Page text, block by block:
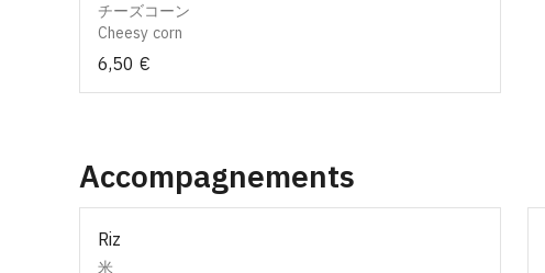
チーズコーン
Cheesy corn
6,50 €
Accompagnements
Riz
米